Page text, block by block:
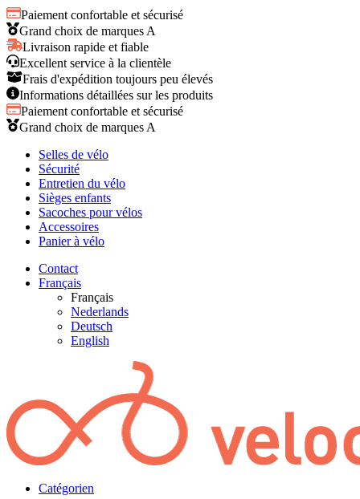
Paiement confortable et sécurisé
Grand choix de marques A
Livraison rapide et fiable
Excellent service à la clientèle
Frais d'expédition toujours peu élevés
Informations détaillées sur les produits
Paiement confortable et sécurisé
Grand choix de marques A
Selles de vélo
Sécurité
Entretien du vélo
Sièges enfants
Sacoches pour vélos
Accessoires
Panier à vélo
Contact
Français
Français
Nederlands
Deutsch
English
Catégorien